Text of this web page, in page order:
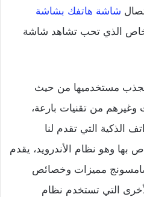
شاشة هاتفك بشاشة
الذي تحب تشاهد شاشة
مستخدميها من حيث
وغيرهم من تقنيات بارعة،
الذكية التي تقدم لنا
بها وهو نظام الأندرويد، يقدم
مميزات وخصائص
التي تستخدم نظام